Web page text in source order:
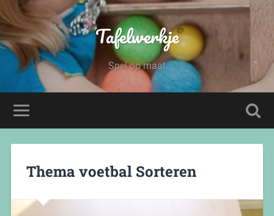
Tafelwerkje
Spel op maat
Thema voetbal Sorteren